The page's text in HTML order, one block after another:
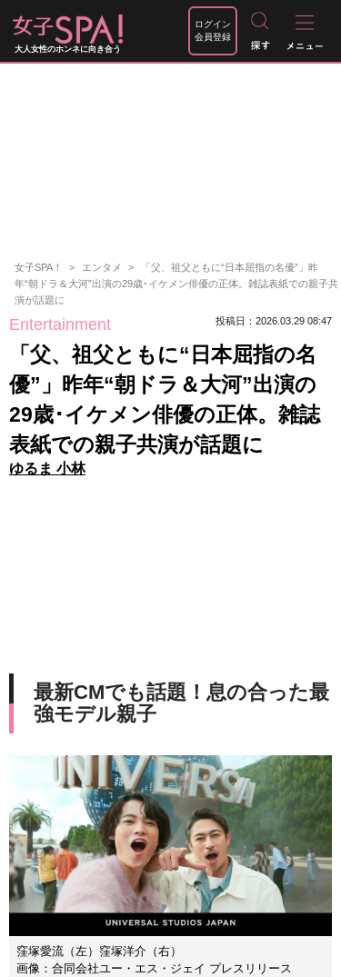
大人女性のホンネに向き合う
ログイン
会員登録
女子SPA！ エンタメ
「父、祖父ともに“日本屈指の名優”」昨
年“朝ドラ＆大河”出演の29歳･イケメン俳優の正体。雑誌表紙での親子共
演が話題に
Entertainment 投稿日：2026.03.29 08:47
「父、祖父ともに“日本屈指の名
優”」昨年“朝ドラ＆大河”出演の
29歳･イケメン俳優の正体。雑誌
表紙での親子共演が話題に
ゆるま 小林
最新CMでも話題！息の合った最
強モデル親子
窪塚愛流（左）窪塚洋介（右）
画像：合同会社ユー・エス・ジェイ プレスリリース